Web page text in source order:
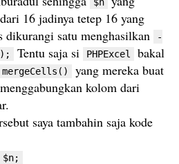
16 jadinya tetep 16 yang
satu menghasilkan
-
Tentu saja si PHPExcel
bakal
mergeCells()
yang mereka buat
kolom dari
saya tambahin saja kode